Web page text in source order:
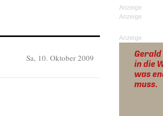
Sa, 10. Oktober 2009
Anzeige